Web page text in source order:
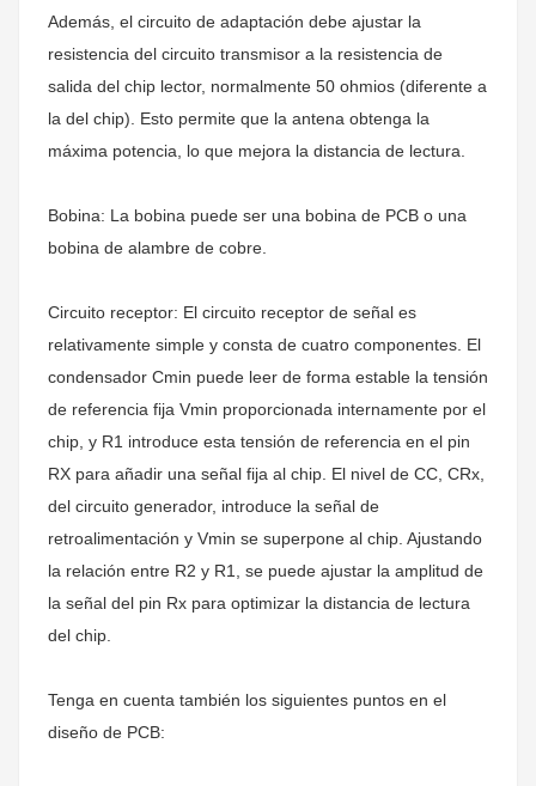
Además, el circuito de adaptación debe ajustar la
resistencia del circuito transmisor a la resistencia de
salida del chip lector, normalmente 50 ohmios (diferente a
la del chip). Esto permite que la antena obtenga la
máxima potencia, lo que mejora la distancia de lectura.
Bobina: La bobina puede ser una bobina de PCB o una
bobina de alambre de cobre.
Circuito receptor: El circuito receptor de señal es
relativamente simple y consta de cuatro componentes. El
condensador Cmin puede leer de forma estable la tensión
de referencia fija Vmin proporcionada internamente por el
chip, y R1 introduce esta tensión de referencia en el pin
RX para añadir una señal fija al chip. El nivel de CC, CRx,
del circuito generador, introduce la señal de
retroalimentación y Vmin se superpone al chip. Ajustando
la relación entre R2 y R1, se puede ajustar la amplitud de
la señal del pin Rx para optimizar la distancia de lectura
del chip.
Tenga en cuenta también los siguientes puntos en el
diseño de PCB: